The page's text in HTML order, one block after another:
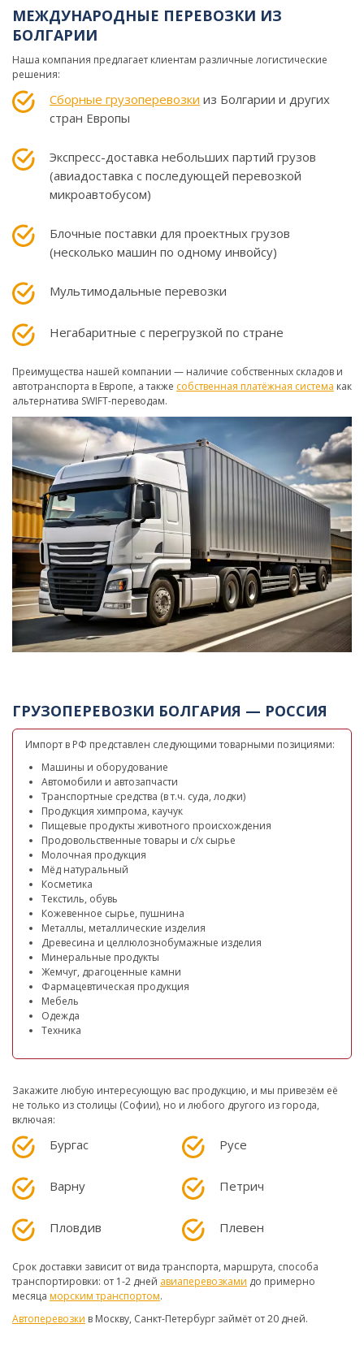
МЕЖДУНАРОДНЫЕ ПЕРЕВОЗКИ ИЗ
БОЛГАРИИ
Наша компания предлагает клиентам различные логистические
решения:
Сборные грузоперевозки из Болгарии и других
стран Европы
Экспресс-доставка небольших партий грузов
(авиадоставка с последующей перевозкой
микроавтобусом)
Блочные поставки для проектных грузов
(несколько машин по одному инвойсу)
Мультимодальные перевозки
Негабаритные с перегрузкой по стране
Преимущества нашей компании — наличие собственных складов и
автотранспорта в Европе, а также собственная платёжная система как
альтернатива SWIFT-переводам.
ГРУЗОПЕРЕВОЗКИ БОЛГАРИЯ — РОССИЯ
Импорт в РФ представлен следующими товарными позициями:
Машины и оборудование
Автомобили и автозапчасти
Транспортные средства (в т.ч. суда, лодки)
Продукция химпрома, каучук
Пищевые продукты животного происхождения
Продовольственные товары и с/х сырье
Молочная продукция
Мёд натуральный
Косметика
Текстиль, обувь
Кожевенное сырье, пушнина
Металлы, металлические изделия
Древесина и целлюлознобумажные изделия
Минеральные продукты
Жемчуг, драгоценные камни
Фармацевтическая продукция
Мебель
Одежда
Техника
Закажите любую интересующую вас продукцию, и мы привезём её
не только из столицы (Софии), но и любого другого из города,
включая:
Бургас
Варну
Пловдив
Русе
Петрич
Плевен
Срок доставки зависит от вида транспорта, маршрута, способа
транспортировки: от 1-2 дней авиаперевозками до примерно
месяца морским транспортом.
Автоперевозки в Москву, Санкт-Петербург займёт от 20 дней.